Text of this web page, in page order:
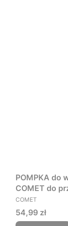
POMPKA do
COMET do
PRODUCENT
COMET
Cena
54,99 zł